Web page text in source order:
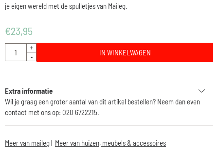
je eigen wereld met de spulletjes van Maileg.
€23,95
Aantal
+
-
IN WINKELWAGEN
Extra informatie
Wil je graag een groter aantal van dit artikel bestellen? Neem dan even
contact met ons op: 020 6722215.
Meer van maileg| Meer van huizen, meubels & accessoires